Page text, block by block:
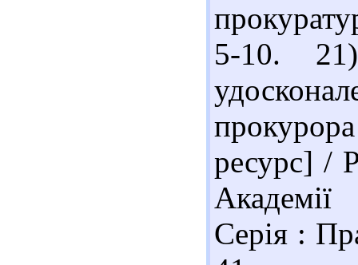
5-10.
ресурс] /
Академії
Серія :